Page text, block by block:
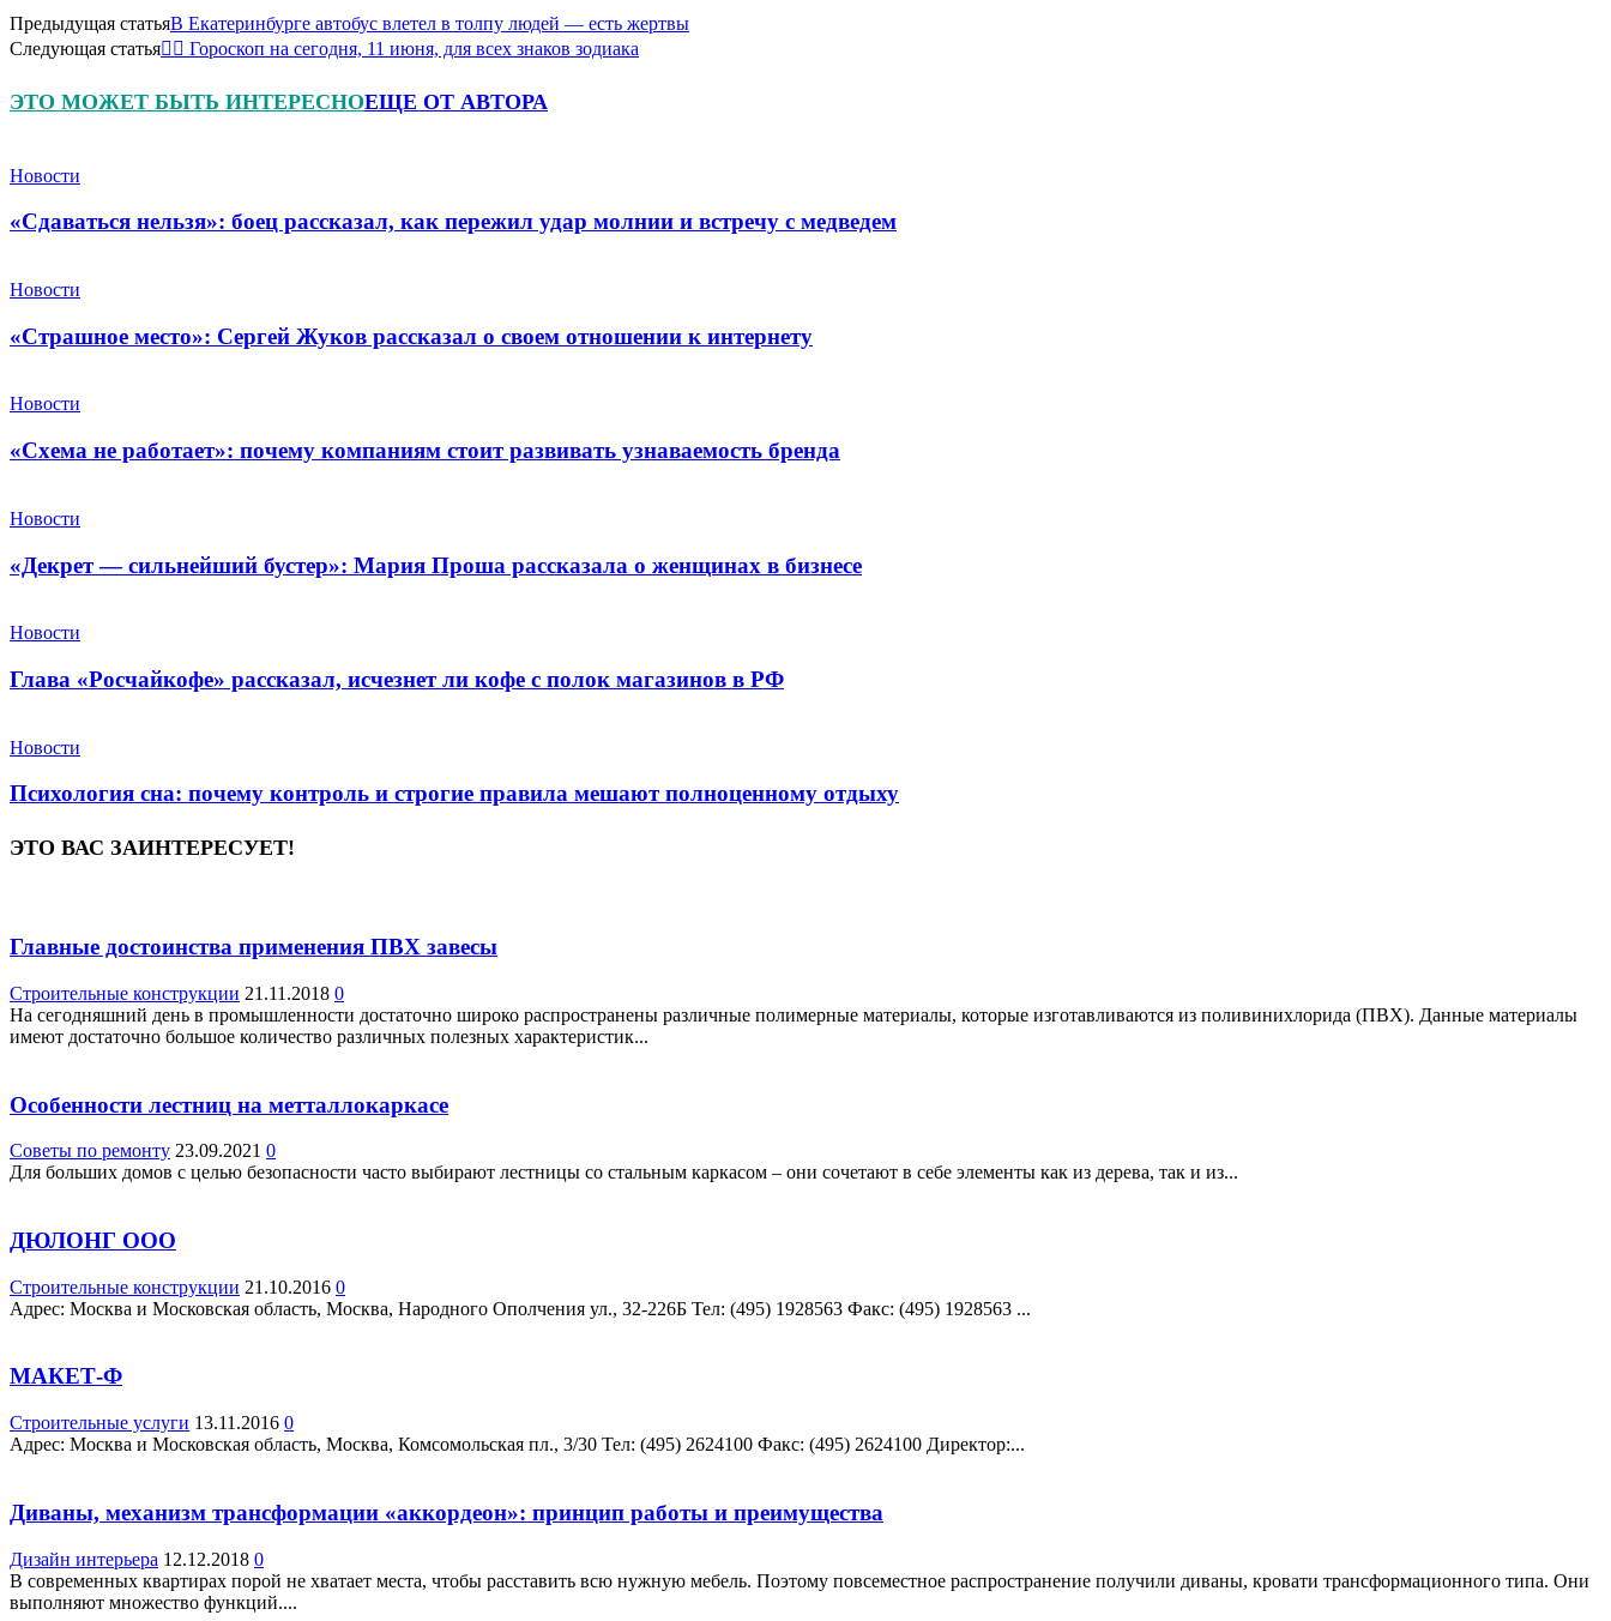
Предыдущая статьяВ Екатеринбурге автобус влетел в толпу людей — есть жертвы
Следующая статья🧙‍♀ Гороскоп на сегодня, 11 июня, для всех знаков зодиака
ЭТО МОЖЕТ БЫТЬ ИНТЕРЕСНОЕЩЕ ОТ АВТОРА
Новости
«Сдаваться нельзя»: боец рассказал, как пережил удар молнии и встречу с медведем
Новости
«Страшное место»: Сергей Жуков рассказал о своем отношении к интернету
Новости
«Схема не работает»: почему компаниям стоит развивать узнаваемость бренда
Новости
«Декрет — сильнейший бустер»: Мария Проша рассказала о женщинах в бизнесе
Новости
Глава «Росчайкофе» рассказал, исчезнет ли кофе с полок магазинов в РФ
Новости
Психология сна: почему контроль и строгие правила мешают полноценному отдыху
ЭТО ВАС ЗАИНТЕРЕСУЕТ!
Главные достоинства применения ПВХ завесы
Строительные конструкции 21.11.2018 0
На сегодняшний день в промышленности достаточно широко распространены различные полимерные материалы, которые изготавливаются из поливинихлорида (ПВХ). Данные материалы
имеют достаточно большое количество различных полезных характеристик...
Особенности лестниц на метталлокаркасе
Советы по ремонту 23.09.2021 0
Для больших домов с целью безопасности часто выбирают лестницы со стальным каркасом – они сочетают в себе элементы как из дерева, так и из...
ДЮЛОНГ ООО
Строительные конструкции 21.10.2016 0
Адрес: Москва и Московская область, Москва, Народного Ополчения ул., 32-226Б Teл: (495) 1928563 Факс: (495) 1928563 ...
МАКЕТ-Ф
Строительные услуги 13.11.2016 0
Адрес: Москва и Московская область, Москва, Комсомольская пл., 3/30 Teл: (495) 2624100 Факс: (495) 2624100 Директор:...
Диваны, механизм трансформации «аккордеон»: принцип работы и преимущества
Дизайн интерьера 12.12.2018 0
В современных квартирах порой не хватает места, чтобы расставить всю нужную мебель. Поэтому повсеместное распространение получили диваны, кровати трансформационного типа. Они
выполняют множество функций....